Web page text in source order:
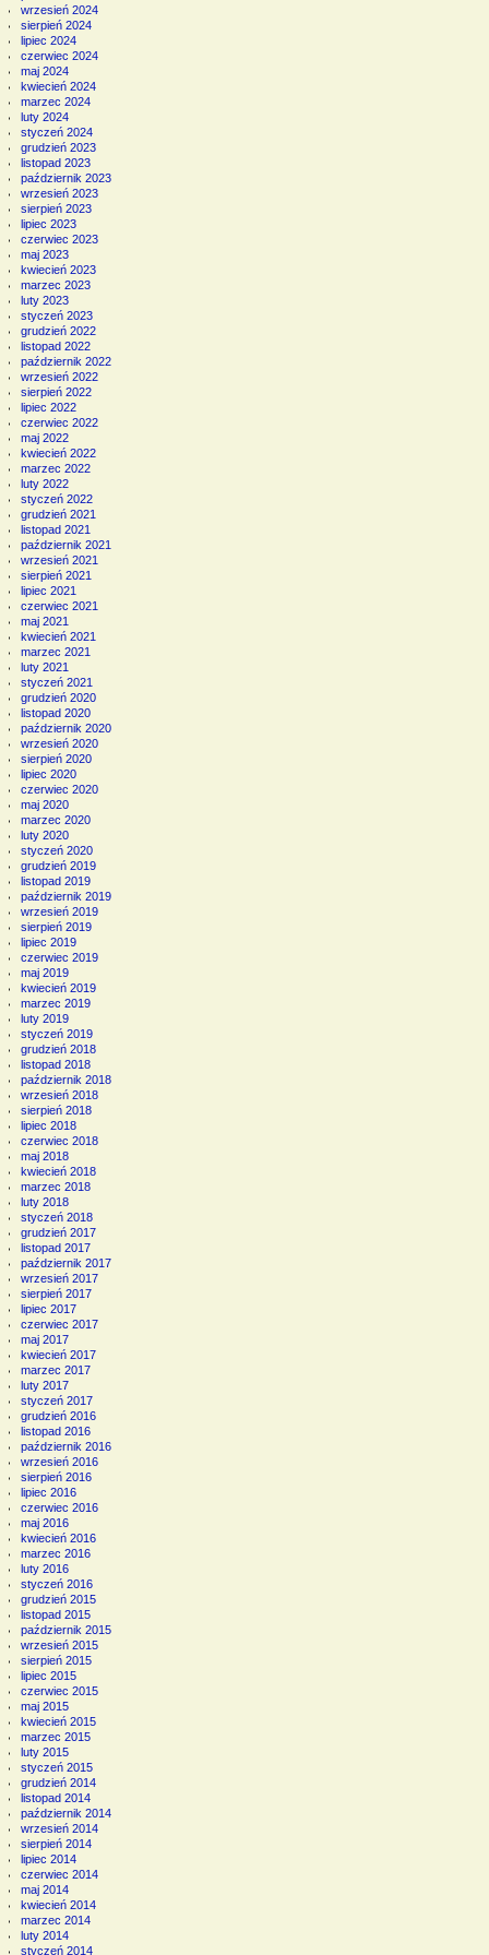
wrzesień 2024
sierpień 2024
lipiec 2024
czerwiec 2024
maj 2024
kwiecień 2024
marzec 2024
luty 2024
styczeń 2024
grudzień 2023
listopad 2023
październik 2023
wrzesień 2023
sierpień 2023
lipiec 2023
czerwiec 2023
maj 2023
kwiecień 2023
marzec 2023
luty 2023
styczeń 2023
grudzień 2022
listopad 2022
październik 2022
wrzesień 2022
sierpień 2022
lipiec 2022
czerwiec 2022
maj 2022
kwiecień 2022
marzec 2022
luty 2022
styczeń 2022
grudzień 2021
listopad 2021
październik 2021
wrzesień 2021
sierpień 2021
lipiec 2021
czerwiec 2021
maj 2021
kwiecień 2021
marzec 2021
luty 2021
styczeń 2021
grudzień 2020
listopad 2020
październik 2020
wrzesień 2020
sierpień 2020
lipiec 2020
czerwiec 2020
maj 2020
marzec 2020
luty 2020
styczeń 2020
grudzień 2019
listopad 2019
październik 2019
wrzesień 2019
sierpień 2019
lipiec 2019
czerwiec 2019
maj 2019
kwiecień 2019
marzec 2019
luty 2019
styczeń 2019
grudzień 2018
listopad 2018
październik 2018
wrzesień 2018
sierpień 2018
lipiec 2018
czerwiec 2018
maj 2018
kwiecień 2018
marzec 2018
luty 2018
styczeń 2018
grudzień 2017
listopad 2017
październik 2017
wrzesień 2017
sierpień 2017
lipiec 2017
czerwiec 2017
maj 2017
kwiecień 2017
marzec 2017
luty 2017
styczeń 2017
grudzień 2016
listopad 2016
październik 2016
wrzesień 2016
sierpień 2016
lipiec 2016
czerwiec 2016
maj 2016
kwiecień 2016
marzec 2016
luty 2016
styczeń 2016
grudzień 2015
listopad 2015
październik 2015
wrzesień 2015
sierpień 2015
lipiec 2015
czerwiec 2015
maj 2015
kwiecień 2015
marzec 2015
luty 2015
styczeń 2015
grudzień 2014
listopad 2014
październik 2014
wrzesień 2014
sierpień 2014
lipiec 2014
czerwiec 2014
maj 2014
kwiecień 2014
marzec 2014
luty 2014
styczeń 2014